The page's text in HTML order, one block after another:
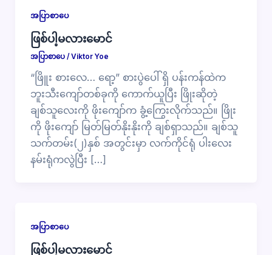
အပြာစာပေ
ဖြစ်ပါ့မလားမောင်
အပြာစာပေ/Viktor Yoe
“ဖြိူး စားလေ… ရော့” စားပွဲပေါ် ရှိ ပန်းကန်ထဲက
ဘူးသီးကျော်တစ်ခုကို ကောက်ယူပြီး ဖြိုးဆိုတဲ့
ချစ်သူလေးကို ဖိုးကျော်က ခွံ့ကြွေးလိုက်သည်။ ဖြိုး
ကို ဖိုးကျော် မြတ်မြတ်နိုးနိုးကို ချစ်ရှာသည်။ ချစ်သူ
သက်တမ်း(၂)နှစ် အတွင်းမှာ လက်ကိုင်ရုံ ပါးလေး
နမ်းရုံကလွဲပြီး […]
အပြာစာပေ
ဖြစ်ပါ့မလားမောင်